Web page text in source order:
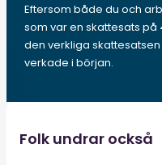
Eftersom både du och
som var en skattesats på
den verkliga skattesatsen
verkade i början.
Folk undrar också